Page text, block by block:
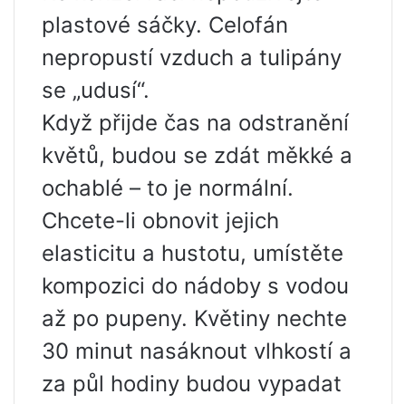
plastové sáčky. Celofán
nepropustí vzduch a tulipány
se „udusí“.
Když přijde čas na odstranění
květů, budou se zdát měkké a
ochablé – to je normální.
Chcete-li obnovit jejich
elasticitu a hustotu, umístěte
kompozici do nádoby s vodou
až po pupeny. Květiny nechte
30 minut nasáknout vlhkostí a
za půl hodiny budou vypadat